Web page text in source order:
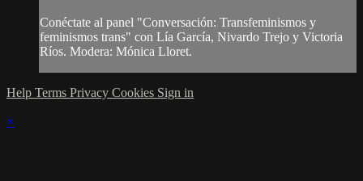
Conéctate al panel "Conversación: Transfeminismos y
feminismos trans" con Lía García, Nivardo Trejo y Victoria
Ríos. Modera: Mónica Lloret.
Help Terms Privacy Cookies Sign in
×